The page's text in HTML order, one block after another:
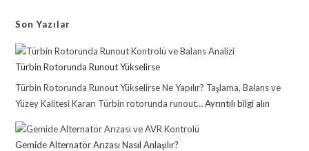
Son Yazılar
Türbin Rotorunda Runout Yükselirse
Türbin Rotorunda Runout Yükselirse Ne Yapılır? Taşlama, Balans ve
Yüzey Kalitesi Kararı Türbin rotorunda runout…Ayrıntılı bilgi alın
Gemide Alternatör Arızası Nasıl Anlaşılır?